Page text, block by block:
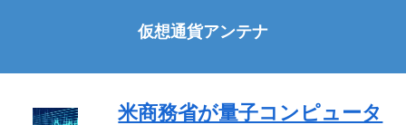
仮想通貨アンテナ
米商務省が量子コンピュータ